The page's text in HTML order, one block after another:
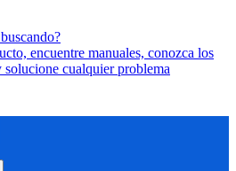
encuentre manuales, conozca los
cualquier problema